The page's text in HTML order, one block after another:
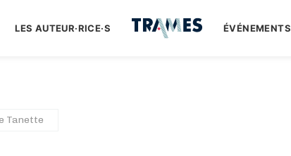
LES AUTEUR·RICE·S ÉVÉNEMENTS
Tanette